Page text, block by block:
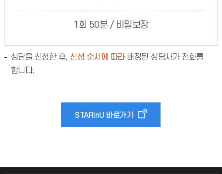
1회 50분 / 비밀보장
상담을 신청한 후, 신청 순서에 따라배정된 상담사가 전화를
합니다.
STARinU 바로가기